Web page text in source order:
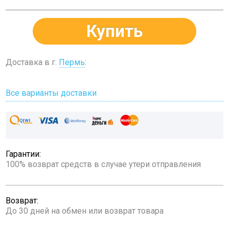
Купить
Доставка в г. Пермь:
Все варианты доставки
Гарантии:
100% возврат средств в случае утери отправления
Возврат:
До 30 дней на обмен или возврат товара